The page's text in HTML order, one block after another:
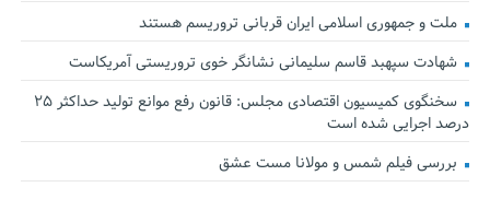
ملت و جمهوری اسلامی ایران قربانی تروریسم هستند
شهادت سپهبد قاسم سلیمانی نشانگر خوی تروریستی آمریکاست
سخنگوی کمیسیون اقتصادی مجلس: قانون رفع موانع تولید حداکثر ۲۵
درصد اجرایی شده است
بررسی فیلم شمس و مولانا مست عشق